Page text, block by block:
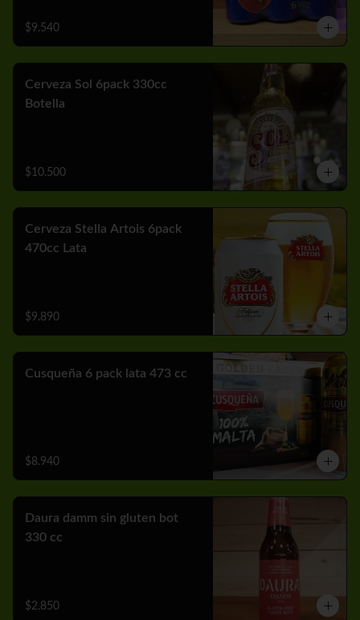
$9.540
Cerveza Sol 6pack 330cc
Botella
$10.500
Cerveza Stella Artois 6pack
470cc Lata
$9.890
Cusqueña 6 pack lata 473 cc
$8.940
Daura damm sin gluten bot
330 cc
$2.850